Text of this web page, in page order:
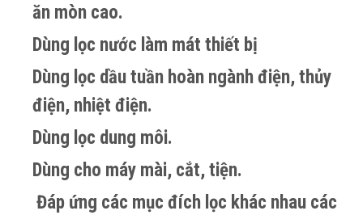
ăn mòn cao.
Dùng lọc nước làm mát thiết bị
Dùng lọc dầu tuần hoàn ngành điện, thủy
điện, nhiệt điện.
Dùng lọc dung môi.
Dùng cho máy mài, cắt, tiện.
Đáp ứng các mục đích lọc khác nhau các